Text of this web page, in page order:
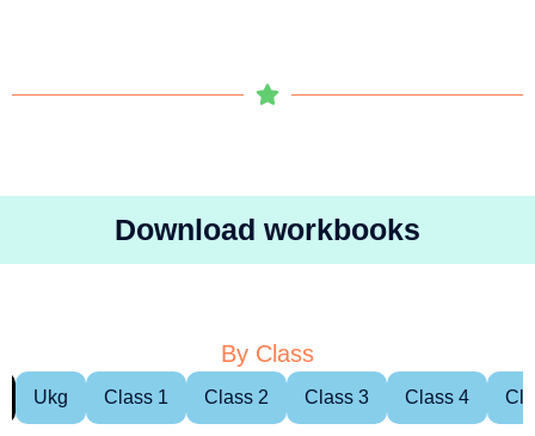
Download workbooks
By Class
Ukg Class 1 Class 2 Class 3 Class 4